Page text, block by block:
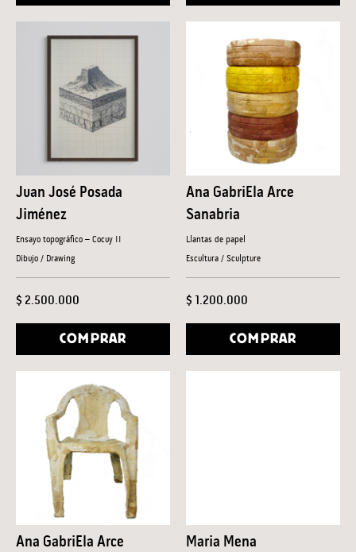
Juan José Posada
Jiménez
Ensayo topográfico – Cocuy II
Dibujo / Drawing
$ 2.500.000
COMPRAR
Ana GabriEla Arce
Sanabria
Llantas de papel
Escultura / Sculpture
$ 1.200.000
COMPRAR
Ana GabriEla Arce
Maria Mena